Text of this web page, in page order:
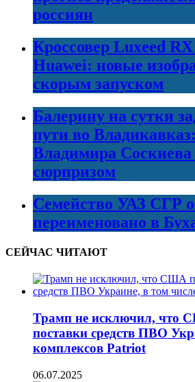
россиян
Кроссовер Luxeed
Huawei: новые
скорым запуском
Балерину на сутки
пути во
Владимира Соскиева
сюрпризом
Семейство УАЗ СГР
переименовано в
СЕЙЧАС ЧИТАЮТ
Трамп не исключил, что
поставки средств ПВО
комплексов Patriot
06.07.2025